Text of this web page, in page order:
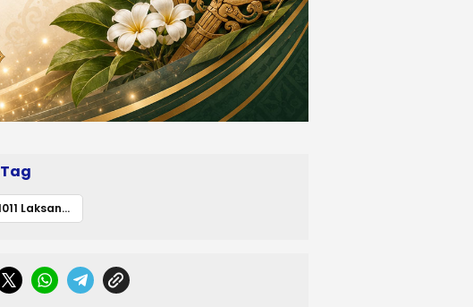
Tag
Kodim 1011 Laksanakan Program Pembinaan Lingkungan Hidup tahun anggaran 2024